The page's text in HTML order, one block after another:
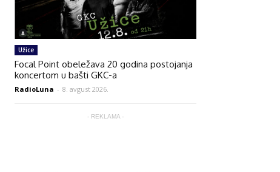
Užice
Focal Point obeležava 20 godina postojanja
koncertom u bašti GKC-a
RadioLuna - 8. avgust 2026.
- REKLAMA -